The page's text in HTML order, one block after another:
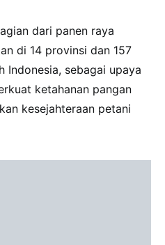
dari panen raya
di 14 provinsi dan 157
Indonesia, sebagai upaya
ketahanan pangan
kesejahteraan petani